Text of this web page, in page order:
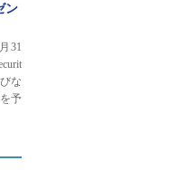
ン
31
な
予